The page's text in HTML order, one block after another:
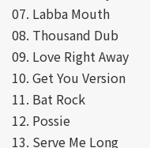
07. Labba Mouth
08. Thousand Dub
09. Love Right Away
10. Get You Version
11. Bat Rock
12. Possie
13. Serve Me Long